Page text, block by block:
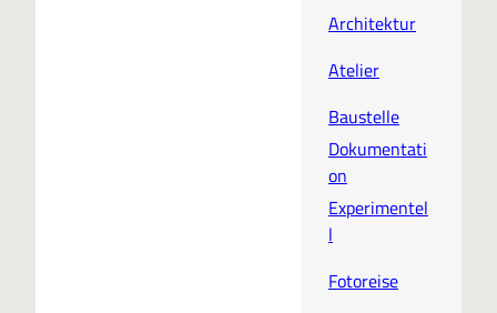
Architektur
Atelier
Baustelle
Dokumentati
on
Experimentel
l
Fotoreise